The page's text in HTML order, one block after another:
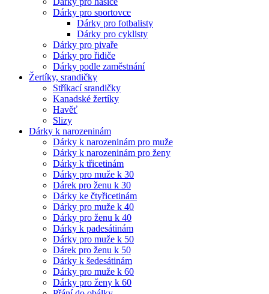
Dárky pro sportovce
Dárky pro fotbalisty
Dárky pro cyklisty
Dárky pro pivaře
Dárky pro řidiče
Dárky podle zaměstnání
Žertíky, srandičky
Stříkací srandičky
Kanadské žertíky
Havěť
Slizy
Dárky k narozeninám
Dárky k narozeninám pro muže
Dárky k narozeninám pro ženy
Dárky k třicetinám
Dárky pro muže k 30
Dárek pro ženu k 30
Dárky ke čtyřicetinám
Dárky pro muže k 40
Dárky pro ženu k 40
Dárky k padesátinám
Dárky pro muže k 50
Dárek pro ženu k 50
Dárky k šedesátinám
Dárky pro muže k 60
Dárky pro ženy k 60